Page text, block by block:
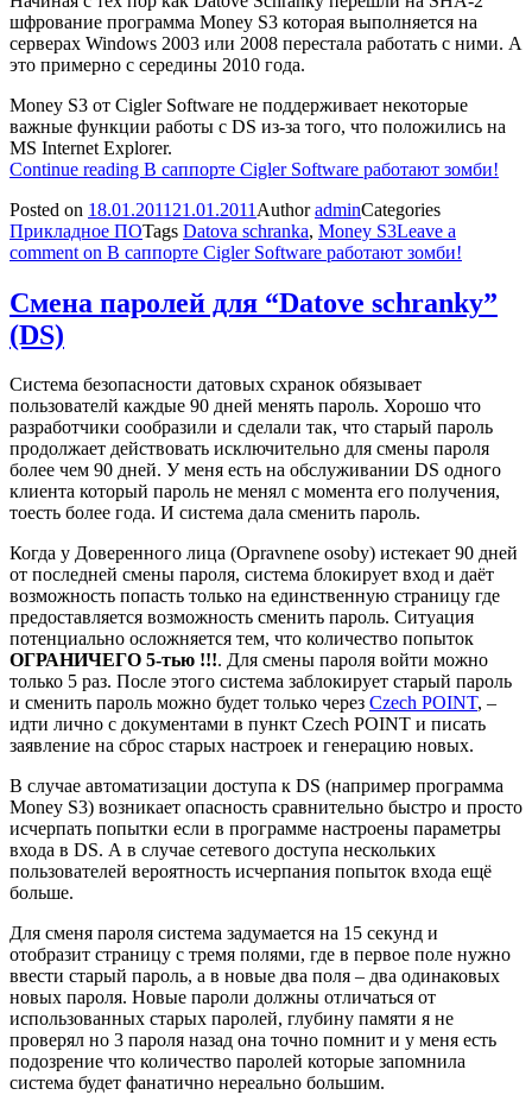
шфрование программа Money S3 которая выполняется на
серверах Windows 2003 или 2008 перестала работать с ними. А
это примерно с середины 2010 года.
Money S3 от Cigler Software не поддерживает некоторые
важные функции работы с DS из-за того, что положились на
MS Internet Explorer.
Continue reading В саппорте Cigler Software работают зомби!
Posted on 18.01.2011 21.01.2011 AuthoradminCategories
Прикладное ПОTags Datova schranka, Money S3Leave a
comment on В саппорте Cigler Software работают зомби!
Смена паролей для “Datove schranky”
(DS)
Система безопасности датовых схранок обязывает
пользователй каждые 90 дней менять пароль. Хорошо что
разработчики сообразили и сделали так, что старый пароль
продолжает действовать исключительно для смены пароля
более чем 90 дней. У меня есть на обслуживании DS одного
клиента который пароль не менял с момента его получения,
тоесть более года. И система дала сменить пароль.
Когда у Доверенного лица (Opravnene osoby) истекает 90 дней
от последней смены пароля, система блокирует вход и даёт
возможность попасть только на единственную страницу где
предоставляется возможность сменить пароль. Ситуация
потенциально осложняется тем, что количество попыток
ОГРАНИЧЕГО 5-тью !!!. Для смены пароля войти можно
только 5 раз. После этого система заблокирует старый пароль
и сменить пароль можно будет только через Czech POINT, –
идти лично с документами в пункт Czech POINT и писать
заявление на сброс старых настроек и генерацию новых.
В случае автоматизации доступа к DS (например программа
Money S3) возникает опасность сравнительно быстро и просто
исчерпать попытки если в программе настроены параметры
входа в DS. А в случае сетевого доступа нескольких
пользователей вероятность исчерпания попыток входа ещё
больше.
Для сменя пароля система задумается на 15 секунд и
отобразит страницу с тремя полями, где в первое поле нужно
ввести старый пароль, а в новые два поля – два одинаковых
новых пароля. Новые пароли должны отличаться от
использованных старых паролей, глубину памяти я не
проверял но 3 пароля назад она точно помнит и у меня есть
подозрение что количество паролей которые запомнила
система будет фанатично нереально большим.